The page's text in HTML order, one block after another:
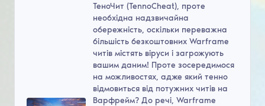
ТеноЧит (TennoCheat), проте
необхідна надзвичайна
обережність, оскільки переважна
більшість безкоштовних Warframe
читів містять віруси і загрожують
вашим даним! Проте зосередимося
на можливостях, адже який тенно
відмовиться від потужних читів на
Варфрейм? До речі, Warframe